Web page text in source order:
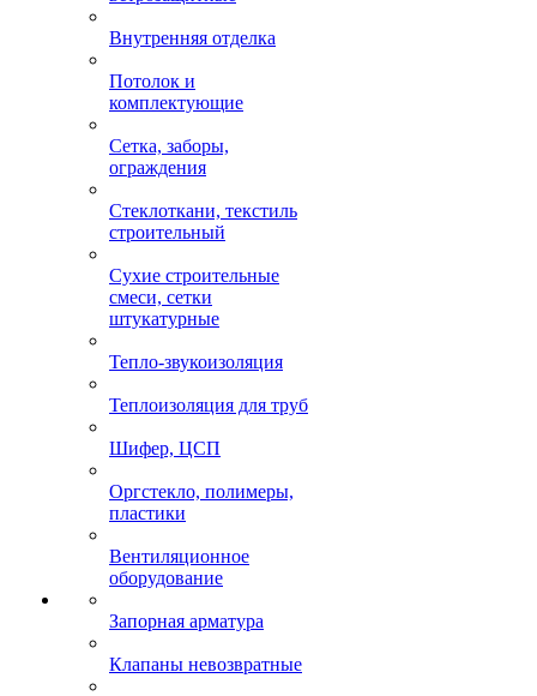
Внутренняя отделка
Потолок и
комплектующие
Сетка, заборы,
ограждения
Стеклоткани, текстиль
строительный
Сухие строительные
смеси, сетки
штукатурные
Тепло-звукоизоляция
Теплоизоляция для труб
Шифер, ЦСП
Оргстекло, полимеры,
пластики
Вентиляционное
оборудование
Запорная арматура
Клапаны невозвратные